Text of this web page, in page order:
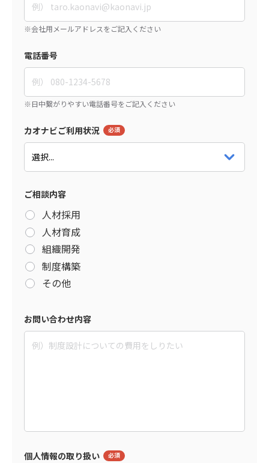
電話番号
カオナビご利用状況
ご相談内容
人材採用
人材育成
組織開発
制度構築
その他
お問い合わせ内容
個人情報の取り扱い